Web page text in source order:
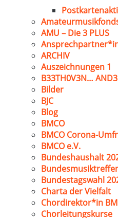
AMU – Die 3 PLUS
ARCHIV
Auszeichnungen 1
B33TH0V3N…
Bilder
BJC
Blog
BMCO
BMCO Corona-
BMCO e.V.
Bundeshaushalt
Bundestagswahl
Charta der Vielfalt
Chordirektor*in
Chorleitungskurse